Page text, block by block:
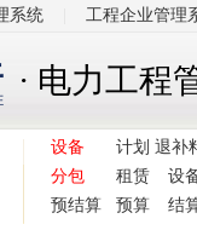
系统 工程企业管理
· 电力工程
设备 计划 退补
分包
租赁 设
预结算
预算 结